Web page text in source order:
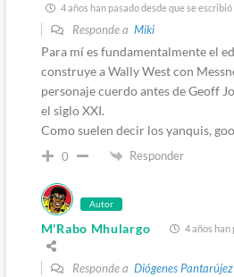
4 años han pasado desde que se
Responde a Miki
Para mí es fundamentalmente el
construye a Wally West con
personaje cuerdo antes de Geoff
el siglo XXI.
Como suelen decir los yanquis,
0 Responder
Autor
M'Rabo Mhulargo 4 años han
Responde a Diógenes Pantarújez